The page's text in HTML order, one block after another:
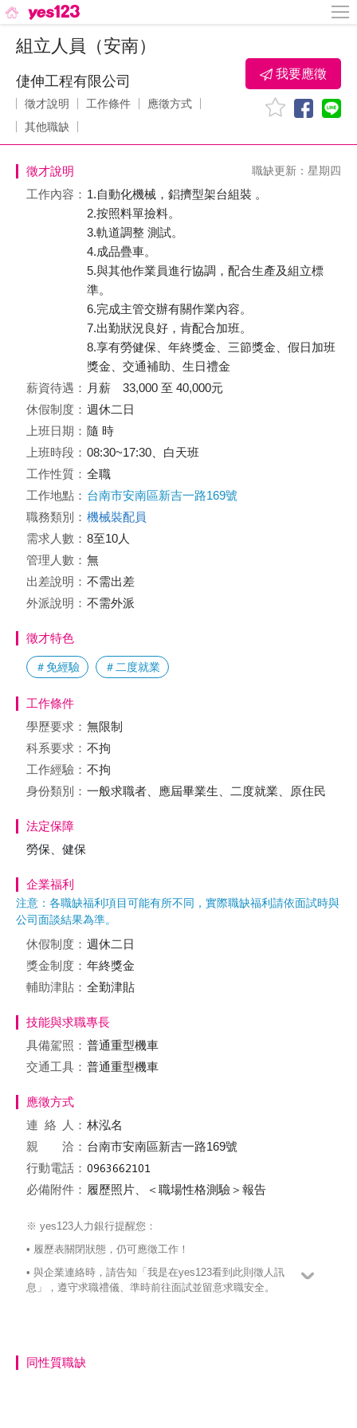
組立人員（安南）
倢伸工程有限公司
徵才說明 工作條件
應徵方式
其他職缺
我要應徵
徵才說明 職缺更新：星期四
工作內容： 1.自動化機械，鋁擠型架台組裝 。
2.按照料單撿料。
3.軌道調整 測試。
4.成品疊車。
5.與其他作業員進行協調，配合生產及組立標
準。
6.完成主管交辦有關作業內容。
7.出勤狀況良好，肯配合加班。
8.享有勞健保、年終獎金、三節獎金、假日加班
獎金、交通補助、生日禮金
薪資待遇： 月薪 33,000 至 40,000元
休假制度： 週休二日
上班日期： 隨 時
上班時段： 08:30~17:30、白天班
工作性質： 全職
工作地點： 台南市安南區新吉一路169號
職務類別： 機械裝配員
需求人數： 8至10人
管理人數： 無
出差說明： 不需出差
外派說明： 不需外派
徵才特色
＃免經驗 ＃二度就業
工作條件
學歷要求： 無限制
科系要求： 不拘
工作經驗： 不拘
身份類別： 一般求職者、應屆畢業生、二度就業、原住民
法定保障
勞保、健保
企業福利
注意：各職缺福利項目可能有所不同，實際職缺福利請依面試時與
公司面談結果為準。
休假制度： 週休二日
獎金制度： 年終獎金
輔助津貼： 全勤津貼
技能與求職專長
具備駕照： 普通重型機車
交通工具： 普通重型機車
應徵方式
連絡
人： 林泓名
親 洽： 台南市安南區新吉一路169號
行動電話：
必備附件： 履歷照片、＜職場性格測驗＞報告
※ yes123人力銀行提醒您：
• 履歷表關閉狀態，仍可應徵工作！
• 與企業連絡時，請告知「我是在yes123看到此則徵人訊
息」，遵守求職禮儀、準時前往面試並留意求職安全。
同性質職缺